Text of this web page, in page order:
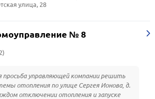
улица, 28
№ 8
просьба управляющей компании решить
отопления по улице Сергея Ионова, д.
отключении отопления и запуске